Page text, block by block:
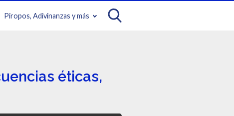
Piropos, Adivinanzas y más
éticas,